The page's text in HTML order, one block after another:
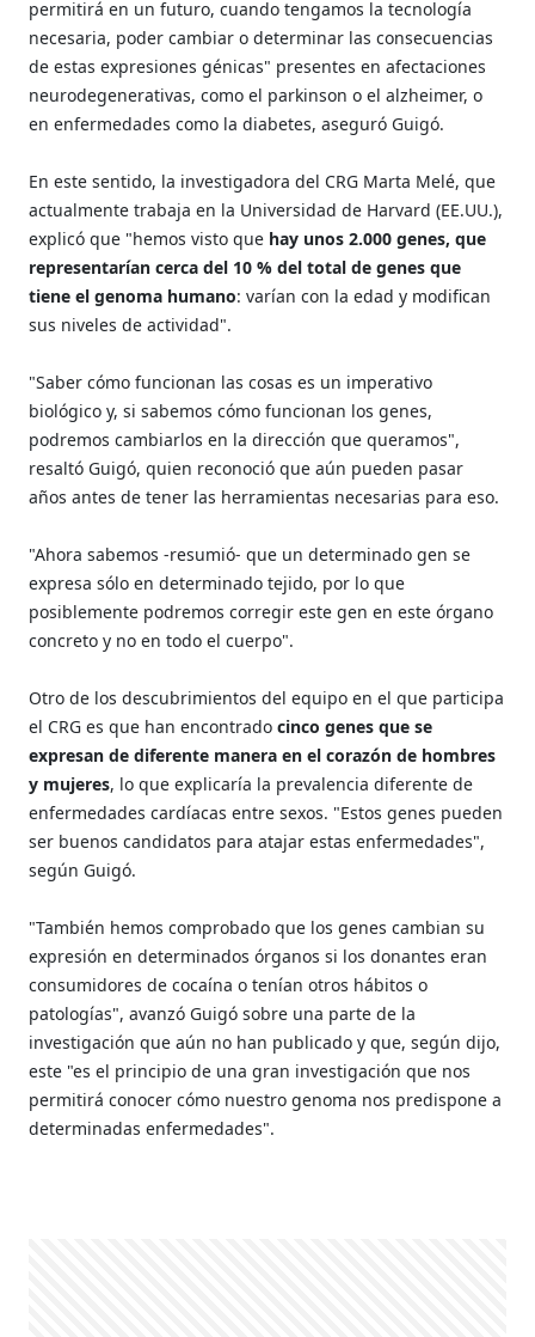
permitirá en un futuro, cuando tengamos la tecnología
necesaria, poder cambiar o determinar las consecuencias
de estas expresiones génicas" presentes en afectaciones
neurodegenerativas, como el parkinson o el alzheimer, o
en enfermedades como la diabetes, aseguró Guigó.
En este sentido, la investigadora del CRG Marta Melé, que
actualmente trabaja en la Universidad de Harvard (EE.UU.),
explicó que "hemos visto que hay unos 2.000 genes, que
representarían cerca del 10 % del total de genes que
tiene el genoma humano: varían con la edad y modifican
sus niveles de actividad".
"Saber cómo funcionan las cosas es un imperativo
biológico y, si sabemos cómo funcionan los genes,
podremos cambiarlos en la dirección que queramos",
resaltó Guigó, quien reconoció que aún pueden pasar
años antes de tener las herramientas necesarias para eso.
"Ahora sabemos -resumió- que un determinado gen se
expresa sólo en determinado tejido, por lo que
posiblemente podremos corregir este gen en este órgano
concreto y no en todo el cuerpo".
Otro de los descubrimientos del equipo en el que participa
el CRG es que han encontrado cinco genes que se
expresan de diferente manera en el corazón de hombres
y mujeres, lo que explicaría la prevalencia diferente de
enfermedades cardíacas entre sexos. "Estos genes pueden
ser buenos candidatos para atajar estas enfermedades",
según Guigó.
"También hemos comprobado que los genes cambian su
expresión en determinados órganos si los donantes eran
consumidores de cocaína o tenían otros hábitos o
patologías", avanzó Guigó sobre una parte de la
investigación que aún no han publicado y que, según dijo,
este "es el principio de una gran investigación que nos
permitirá conocer cómo nuestro genoma nos predispone a
determinadas enfermedades".